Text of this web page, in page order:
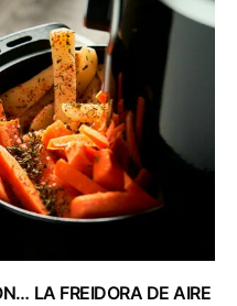
LA FREIDORA DE AIRE